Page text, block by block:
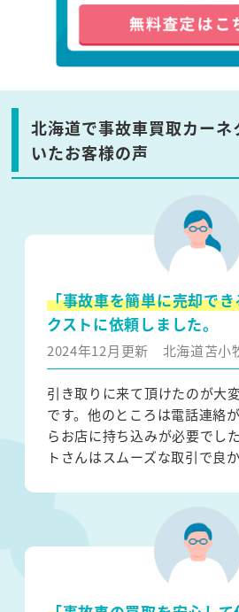
北海道で事故車買取カーネ
いたお客様の声
「事故車を簡単に売却で
クストに依頼しました。
2024年12月更新 北海道苫小
引き取りに来て頂けたのが大
です。他のところは電話連絡
らお店に持ち込みが必要でし
トさんはスムーズな取引で良